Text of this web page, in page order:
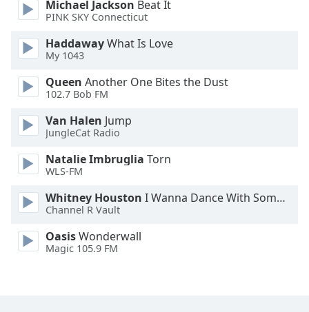
Michael Jackson Beat It
PINK SKY Connecticut
HaddawayWhat Is Love
My 1043
Queen Another One Bites the Dust
102.7 Bob FM
Van Halen Jump
JungleCat Radio
Natalie Imbruglia Torn
WLS-FM
Whitney Houston I Wanna Dance With Somebody
Channel R Vault
OasisWonderwall
Magic 105.9 FM